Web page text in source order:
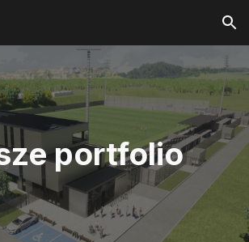
Skip to navigation
portfolio